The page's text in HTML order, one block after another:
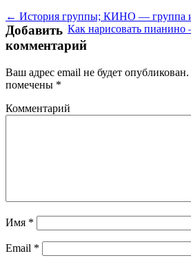
← История группы; КИНО — группа
Как нарисовать
Добавить
комментарий
Ваш адрес email не будет опубликован.
помечены *
Комментарий
Имя *
Email *